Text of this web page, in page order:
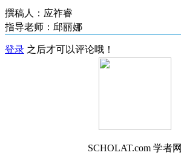
撰稿人：应祚睿
指导老师：邱丽娜
登录 之后才可以评论哦！
SCHOLAT.com 学者网